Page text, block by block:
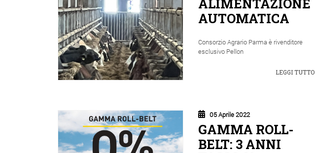
ALIMENTAZIONE
AUTOMATICA
Consorzio Agrario Parma è rivenditore
esclusivo Pellon
LEGGI TUTTO
05 Aprile 2022
GAMMA ROLL-
BELT: 3 ANNI